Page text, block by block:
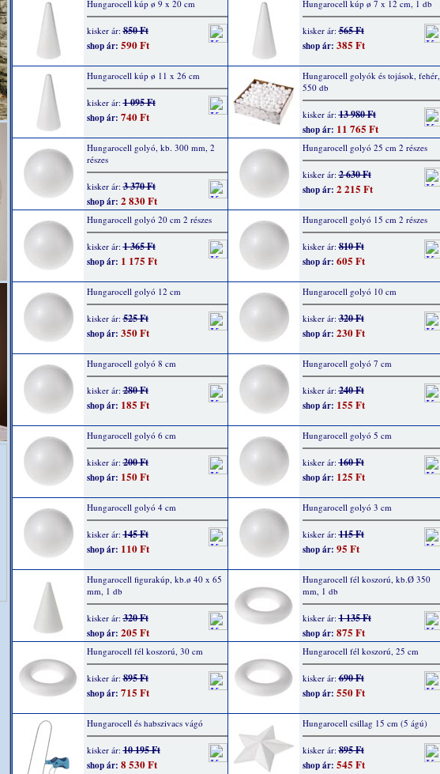
Hungarocell kúp ø 9 x 20 cm
kisker ár:850 Ft
shop ár: 590 Ft
Hungarocell kúp ø 7 x 12 cm, 1 db
kisker ár:565 Ft
shop ár: 385 Ft
Hungarocell kúp ø 11 x 26 cm
kisker ár:1 095 Ft
shop ár: 740 Ft
Hungarocell golyók és tojások, fehér,
550 db
kisker ár:13 980 Ft
shop ár: 11 765 Ft
Hungarocell golyó, kb. 300 mm, 2
részes
kisker ár:3 370 Ft
shop ár: 2 830 Ft
Hungarocell golyó 25 cm 2 részes
kisker ár:2 630 Ft
shop ár: 2 215 Ft
Hungarocell golyó 20 cm 2 részes
kisker ár:1 365 Ft
shop ár: 1 175 Ft
Hungarocell golyó 15 cm 2 részes
kisker ár:810 Ft
shop ár: 605 Ft
Hungarocell golyó 12 cm
kisker ár:525 Ft
shop ár: 350 Ft
Hungarocell golyó 10 cm
kisker ár:320 Ft
shop ár: 230 Ft
Hungarocell golyó 8 cm
kisker ár:280 Ft
shop ár: 185 Ft
Hungarocell golyó 7 cm
kisker ár:240 Ft
shop ár: 155 Ft
Hungarocell golyó 6 cm
kisker ár:200 Ft
shop ár: 150 Ft
Hungarocell golyó 5 cm
kisker ár:160 Ft
shop ár: 125 Ft
Hungarocell golyó 4 cm
kisker ár:145 Ft
shop ár: 110 Ft
Hungarocell golyó 3 cm
kisker ár:115 Ft
shop ár: 95 Ft
Hungarocell figurakúp, kb.ø 40 x 65
mm, 1 db
kisker ár:320 Ft
shop ár: 205 Ft
Hungarocell fél koszorú, kb.Ø 350
mm, 1 db
kisker ár:1 135 Ft
shop ár: 875 Ft
Hungarocell fél koszorú, 30 cm
kisker ár:895 Ft
shop ár: 715 Ft
Hungarocell fél koszorú, 25 cm
kisker ár:690 Ft
shop ár: 550 Ft
Hungarocell és habszivacs vágó
kisker ár:10 195 Ft
shop ár: 8 530 Ft
Hungarocell csillag 15 cm (5 ágú)
kisker ár:895 Ft
shop ár: 545 Ft